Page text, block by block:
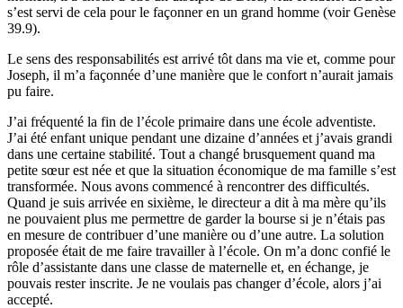
s’est servi de cela pour le façonner en un grand homme (voir Genèse
39.9).
Le sens des responsabilités est arrivé tôt dans ma vie et, comme pour
Joseph, il m’a façonnée d’une manière que le confort n’aurait jamais
pu faire.
J’ai fréquenté la fin de l’école primaire dans une école adventiste.
J’ai été enfant unique pendant une dizaine d’années et j’avais grandi
dans une certaine stabilité. Tout a changé brusquement quand ma
petite sœur est née et que la situation économique de ma famille s’est
transformée. Nous avons commencé à rencontrer des difficultés.
Quand je suis arrivée en sixième, le directeur a dit à ma mère qu’ils
ne pouvaient plus me permettre de garder la bourse si je n’étais pas
en mesure de contribuer d’une manière ou d’une autre. La solution
proposée était de me faire travailler à l’école. On m’a donc confié le
rôle d’assistante dans une classe de maternelle et, en échange, je
pouvais rester inscrite. Je ne voulais pas changer d’école, alors j’ai
accepté.